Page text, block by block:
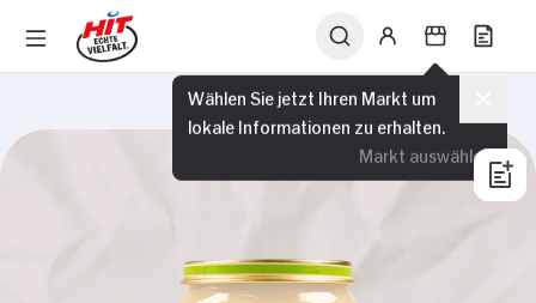
Wählen Sie jetzt Ihren Markt um
lokale Informationen zu erhalten.
Markt auswählen